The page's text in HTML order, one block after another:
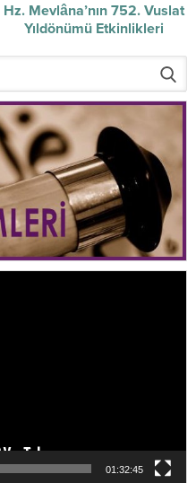
Hz. Mevlâna’nın 752. Vuslat
Yıldönümü Etkinlikleri
01:32:45